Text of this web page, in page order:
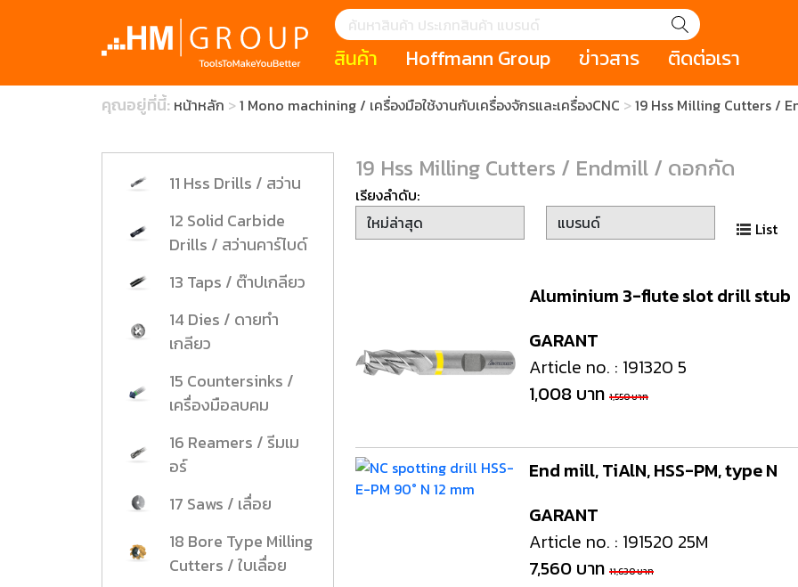
สินค้า
แนะนำ
กระดาษอุตสาหกรรม
กระเป๋าใส่เครื่องมือ (Tool Cases) คีมสำหรับงานไฟ
มีดคัตเตอร์นิรภัย (safety cutter)
Swiss Tool
ประเภท
2 Modular machining / ชุด
5 Grinding and Cutting / เครื่อง
มือสำหรับงานขัด เจียร และตกแต่ง
6 Fastening tools for screws /
เครื่องมือช่าง ประเภทขันแน่น
7 Gripping,
tools / เครื่องมื
0 Workshop accessories and
เครื่องมือทั่วไป และอุปกรณ์ความ
Hoffmann Group
HOFFMANN GROUP STORY HOLEX GARANT
ข่าวสาร
บทความ เหตุการณ์ Salespage
ติดต่อเรา
คุณอยู่ที่นี้: หน้าหลัก 1 Mono machining / เครื่องมือใช้งานกับเครื่องจักรและเครื่องCNC 19 Hss Milling Cutters /
11 Hss Drills / สว่าน
12 Solid Carbide
Drills / สว่านคาร์ไบด์
13 Taps / ต๊าปเกลียว
14 Dies / ดายทำ
เกลียว
15 Countersinks /
เครื่องมือลบคม
16 Reamers / รีมเม
อร์
17 Saws / เลื่อย
18 Bore Type Milling
Cutters / ใบเลื่อย
19 Hss Milling Cutters / Endmill / ดอกกัด
เรียงลำดับ:
List
GARANT
Aluminium 3-flute slot drill stub
Article no. : 191320 5
1,008 บาท 1,550 บาท
GARANT
End mill, TiAlN, HSS-PM, type N
Article no. : 191520 25M
7,560 บาท 11,630 บาท